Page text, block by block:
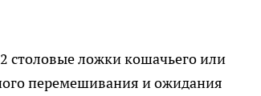
столовые ложки кошачьего или
перемешивания и ожидания